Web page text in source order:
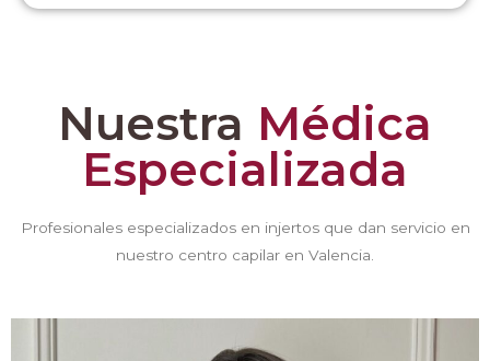
Nuestra Médica
Especializada
Profesionales especializados en injertos que dan servicio en
nuestro centro capilar en Valencia.